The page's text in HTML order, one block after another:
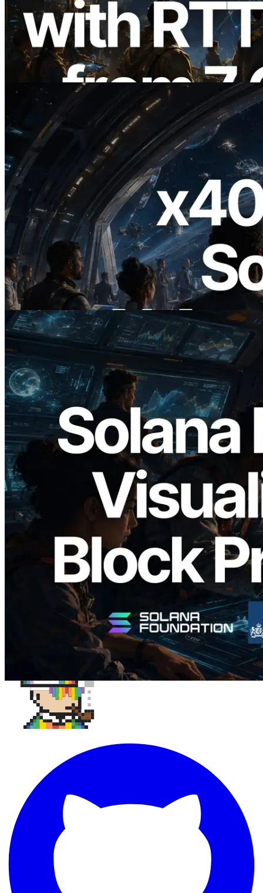
met Pingmeting vanuit 7 Wereldwijde
Regio’s — Validators Information API
Ook Gelanceerd
2026.07.04
ERPC Lanceert x402-Enabled Solana
RPC — Het Tijdperk Waarin AI Agents
On Demand Voor API's Betalen
Lees dit artikel
2026.05.24
Validators Solutions lanceert Solana
Block Analyzer — blockproductietijd per
slot en de toegewezen validator
gevisualiseerd